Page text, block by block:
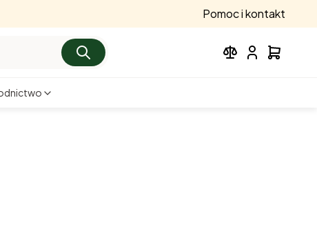
Pomoc i kontakt